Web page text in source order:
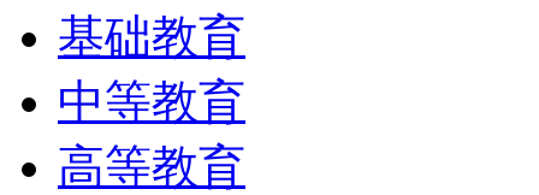
基础教育
中等教育
高等教育